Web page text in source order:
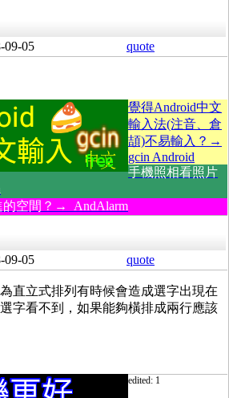
09-05 quote
覺得Android中文
輸入法(注音、倉
頡)不易輸入？→
gcin Android
手機照相看照片
的空間？→ AndAlarm
09-05 quote
直立式排列有時候會造成選字出現在
字看不到，如果能夠橫排成兩行應該
edited: 1